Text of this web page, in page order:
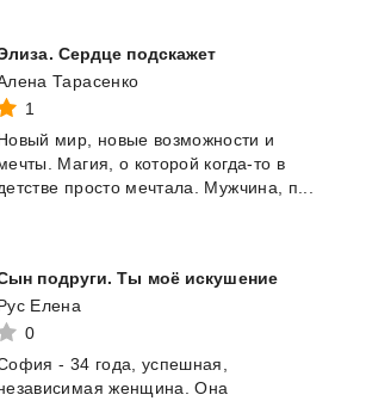
Сердце подскажет
Тарасенко
1
мир, новые возможности и
Магия, о которой когда-то в
просто мечтала. Мужчина, п...
подруги. Ты моё искушение
Елена
0
- 34 года, успешная,
женщина. Она